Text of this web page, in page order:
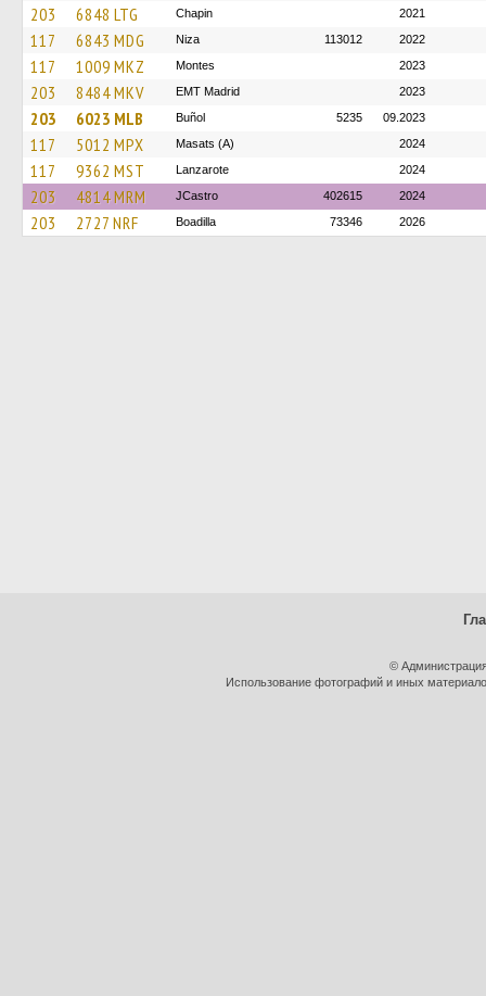
203 6848 LTG Chapin 2021
117 6843 MDG Niza 113012 2022
117 1009 MKZ Montes 2023
203 8484 MKV EMT Madrid 2023
203 6023 MLB Buñol 5235 09.2023
117 5012 MPX Masats (A) 2024
117 9362 MST Lanzarote 2024
203 4814 MRM JCastro 402615 2024
203 2727 NRF Boadilla 73346 2026
©
Использование фотографий и иных